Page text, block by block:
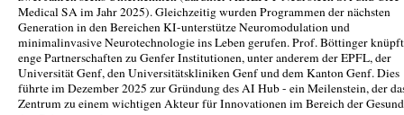
Medical SA im Jahr 2025). Gleichzeitig wurden Programmen der nächsten
Generation in den Bereichen KI-unterstütze Neuromodulation und
minimalinvasive Neurotechnologie ins Leben gerufen. Prof. Böttinger
enge Partnerschaften zu Genfer Institutionen, unter anderem der EPFL, der
Universität Genf, den Universitätskliniken Genf und dem Kanton Genf. Dies
führte im Dezember 2025 zur Gründung des AI Hub - ein Meilenstein, der
Zentrum zu einem wichtigen Akteur für Innovationen im Bereich der